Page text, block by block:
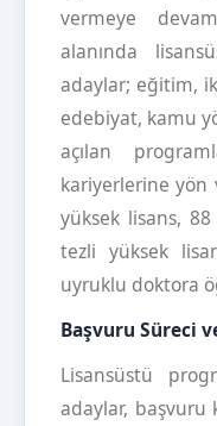
vermeye
alanında
adaylar; eğitim,
edebiyat, kamu
açılan
kariyerlerine yön
yüksek lisans,
tezli yüksek
uyruklu doktora
Başvuru Süreci
Lisansüstü
adaylar, başvuru